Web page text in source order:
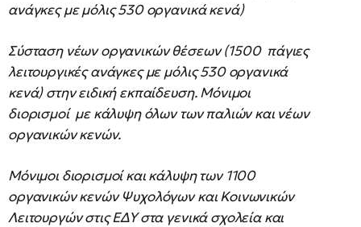
ανάγκες με μόλις 530 οργανικά κενά)
Σύσταση νέων οργανικών θέσεων (1500 πάγιες
λειτουργικές ανάγκες με μόλις 530 οργανικά
κενά) στην ειδική εκπαίδευση. Μόνιμοι
διορισμοί με κάλυψη όλων των παλιών και νέων
οργανικών κενών.
Μόνιμοι διορισμοί και κάλυψη των 1100
οργανικών κενών Ψυχολόγων και Κοινωνικών
Λειτουργών στις ΕΔΥ στα γενικά σχολεία και